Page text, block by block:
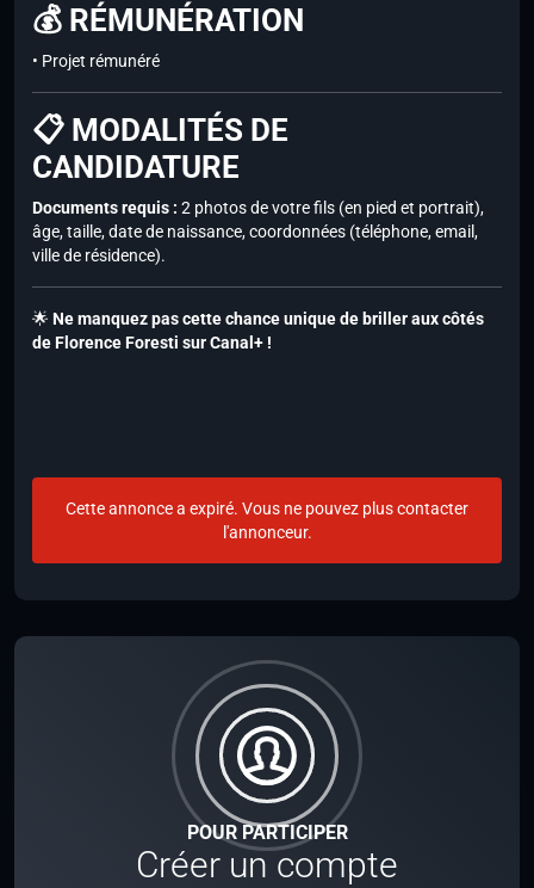
POUR PARTICIPER
Créer un compte
💰 RÉMUNÉRATION
• Projet rémunéré
📋 MODALITÉS DE
CANDIDATURE
Documents requis : 2 photos de votre fils (en pied et portrait),
âge, taille, date de naissance, coordonnées (téléphone, email,
ville de résidence).
🌟 Ne manquez pas cette chance unique de briller aux côtés
de Florence Foresti sur Canal+ !
Cette annonce a expiré. Vous ne pouvez plus contacter
l'annonceur.